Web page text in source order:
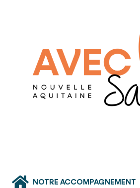
NOTRE ACCOMPAGNEMENT